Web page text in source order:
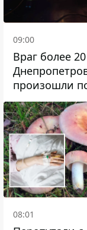
09:00
Враг более
произошли
повреждены
08:01